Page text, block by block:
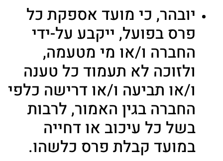
יובהר, כי מועד אספקת כל
פרס בפועל, ייקבע על-ידי
החברה ו/או מי מטעמה,
ולזוכה לא תעמוד כל טענה
ו/או תביעה ו/או דרישה כלפי
החברה בגין האמור, לרבות
בשל כל עיכוב או דחייה
במועד קבלת פרס כלשהו.